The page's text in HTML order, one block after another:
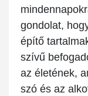
gondolat,
építő
szívű
az életének,
szó és az